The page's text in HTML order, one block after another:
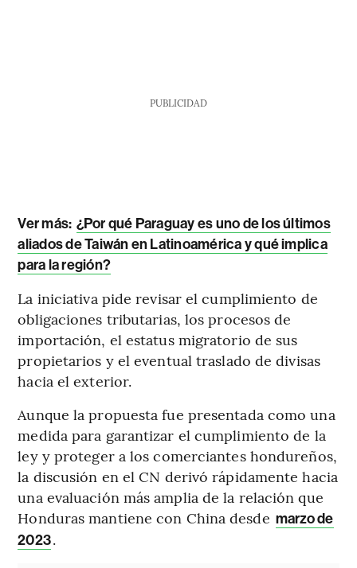
PUBLICIDAD
Ver más: ¿Por qué Paraguay es uno de los últimos
aliados de Taiwán en Latinoamérica y qué implica
para la región?
La iniciativa pide revisar el cumplimiento de
obligaciones tributarias, los procesos de
importación, el estatus migratorio de sus
propietarios y el eventual traslado de divisas
hacia el exterior.
Aunque la propuesta fue presentada como una
medida para garantizar el cumplimiento de la
ley y proteger a los comerciantes hondureños,
la discusión en el CN derivó rápidamente hacia
una evaluación más amplia de la relación que
Honduras mantiene con China desde marzo de
2023.